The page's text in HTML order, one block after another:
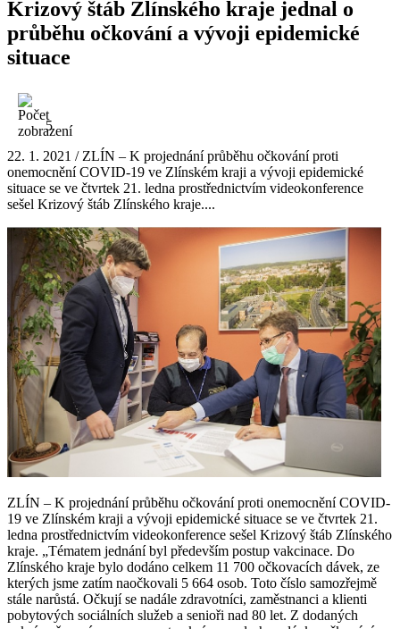
Krizový štáb Zlínského kraje jednal o
průběhu očkování a vývoji epidemické
situace
5
22. 1. 2021 / ZLÍN – K projednání průběhu očkování proti
onemocnění COVID-19 ve Zlínském kraji a vývoji epidemické
situace se ve čtvrtek 21. ledna prostřednictvím videokonference
sešel Krizový štáb Zlínského kraje....
ZLÍN – K projednání průběhu očkování proti onemocnění COVID-
19 ve Zlínském kraji a vývoji epidemické situace se ve čtvrtek 21.
ledna prostřednictvím videokonference sešel Krizový štáb Zlínského
kraje. „Tématem jednání byl především postup vakcinace. Do
Zlínského kraje bylo dodáno celkem 11 700 očkovacích dávek, ze
kterých jsme zatím naočkovali 5 664 osob. Toto číslo samozřejmě
stále narůstá. Očkují se nadále zdravotníci, zaměstnanci a klienti
pobytových sociálních služeb a senioři nad 80 let. Z dodaných